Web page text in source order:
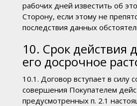
рабочих дней известить об
Сторону, если этому не
последствия данных
10. Срок действия
его досрочное
10.1. Договор вступает в силу
совершения Покупателем
предусмотренных п. 2.1